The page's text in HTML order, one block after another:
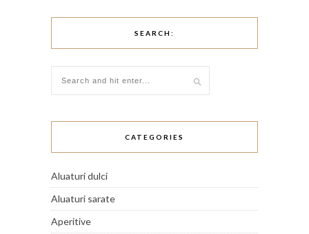
SEARCH:
CATEGORIES
Aluaturi dulci
Aluaturi sarate
Aperitive